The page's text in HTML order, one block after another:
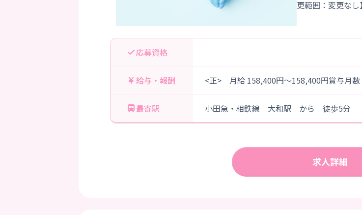
応募資格
給与・報酬 <正> 月給 158,400円～158,400円賞与月
最寄駅 小田急・相鉄線 大和駅 から 徒歩5分